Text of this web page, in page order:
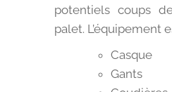
potentiels coups
palet. L’équipement
Casque
Gants